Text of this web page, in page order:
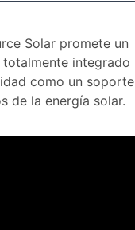
Solar promete un
integrado
como un soporte
de la energía solar.